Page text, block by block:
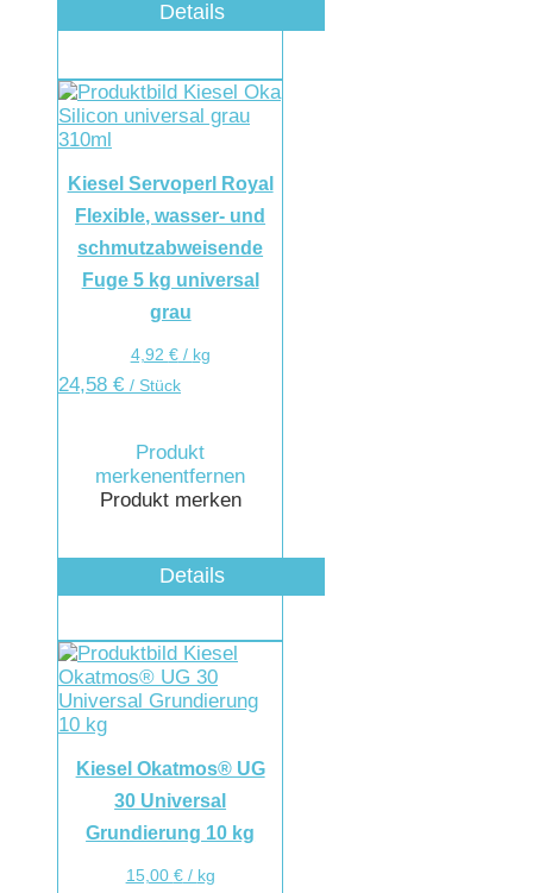
Details
Kiesel Servoperl Royal
Flexible, wasser- und
schmutzabweisende
Fuge 5 kg universal
grau
4,92 €/ kg
24,58 € / Stück
Produkt
merkenentfernen
Produkt merken
Details
Kiesel Okatmos® UG
30 Universal
Grundierung 10 kg
15,00 €/ kg